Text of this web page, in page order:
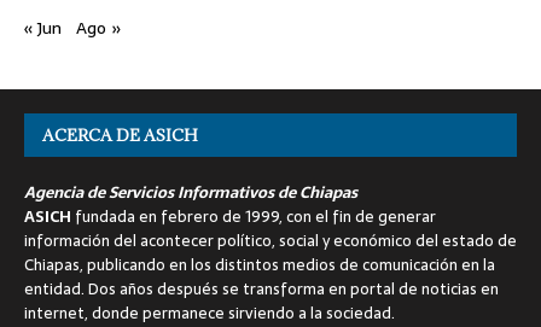
« Jun Ago »
ACERCA DE ASICH
Agencia de Servicios Informativos de Chiapas
ASICH fundada en febrero de 1999, con el fin de generar
información del acontecer político, social y económico del estado de
Chiapas, publicando en los distintos medios de comunicación en la
entidad. Dos años después se transforma en portal de noticias en
internet, donde permanece sirviendo a la sociedad.